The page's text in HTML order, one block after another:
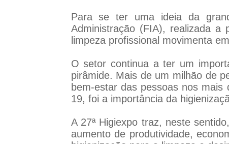
Para se ter uma ideia da
Administração (FIA), realizada a
limpeza profissional movimenta
O setor continua a ter um
pirâmide. Mais de um milhão de
bem-estar das pessoas nos
19, foi a importância da
A 27ª Higiexpo traz, neste
aumento de produtividade,